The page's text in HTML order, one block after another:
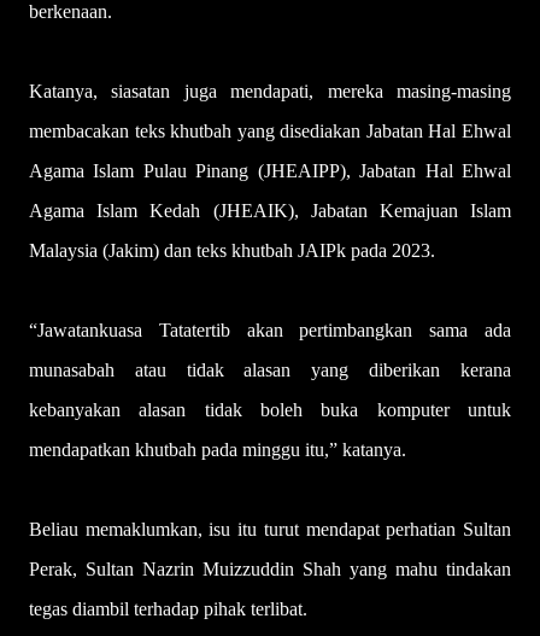
berkenaan.
Katanya, siasatan juga mendapati, mereka masing-masing
membacakan teks khutbah yang disediakan Jabatan Hal Ehwal
Agama Islam Pulau Pinang (JHEAIPP), Jabatan Hal Ehwal
Agama Islam Kedah (JHEAIK), Jabatan Kemajuan Islam
Malaysia (Jakim) dan teks khutbah JAIPk pada 2023.
“Jawatankuasa Tatatertib akan pertimbangkan sama ada
munasabah atau tidak alasan yang diberikan kerana
kebanyakan alasan tidak boleh buka komputer untuk
mendapatkan khutbah pada minggu itu,” katanya.
Beliau memaklumkan, isu itu turut mendapat perhatian Sultan
Perak, Sultan Nazrin Muizzuddin Shah yang mahu tindakan
tegas diambil terhadap pihak terlibat.